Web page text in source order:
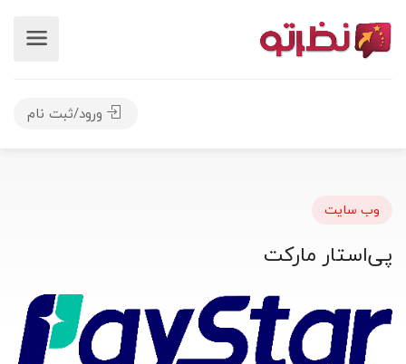
ورود/ثبت نام
وب سایت
پی‌استار مارکت